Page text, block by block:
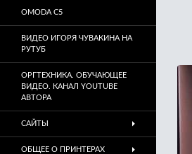
OMODA C5
ВИДЕО ИГОРЯ ЧУВАКИНА НА
РУТУБ
ОРГТЕХНИКА. ОБУЧАЮЩЕЕ
ВИДЕО. КАНАЛ YOUTUBE
АВТОРА
САЙТЫ
ОБЩЕЕ О ПРИНТЕРАХ